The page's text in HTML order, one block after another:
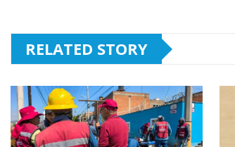
RELATED STORY